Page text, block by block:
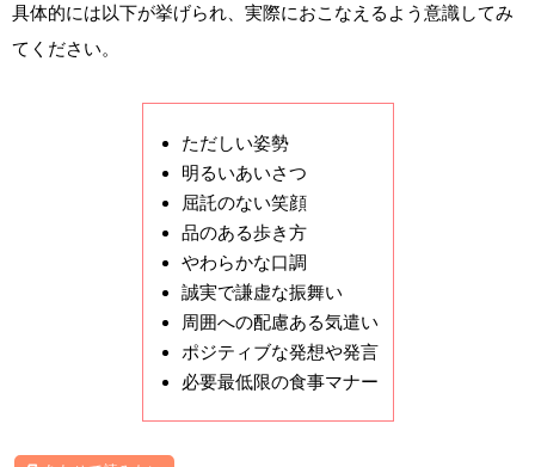
具体的には以下が挙げられ、実際におこなえるよう意識してみ
てください。
ただしい姿勢
明るいあいさつ
屈託のない笑顔
品のある歩き方
やわらかな口調
誠実で謙虚な振舞い
周囲への配慮ある気遣い
ポジティブな発想や発言
必要最低限の食事マナー